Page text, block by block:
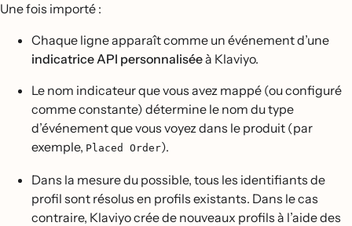
Une fois importé :
Chaque ligne apparaît comme un événement d’une
indicatrice API personnaliséeà Klaviyo.
Le nom indicateur que vous avez mappé (ou configuré
comme constante) détermine le nom du type
d’événement que vous voyez dans le produit (par
exemple, Placed Order).
Dans la mesure du possible, tous les identifiants de
profil sont résolus en profils existants. Dans le cas
contraire, Klaviyo crée de nouveaux profils à l’aide des